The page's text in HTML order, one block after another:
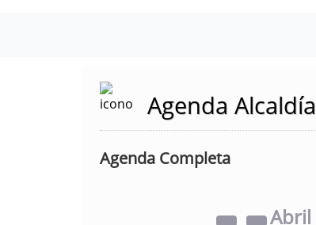
Agenda Alcaldía
Agenda Completa
Abril